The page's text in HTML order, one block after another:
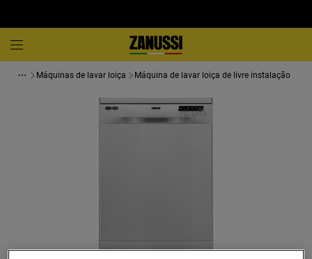
Máquinas de lavar loiça Máquina de lavar loiça de livre instalação